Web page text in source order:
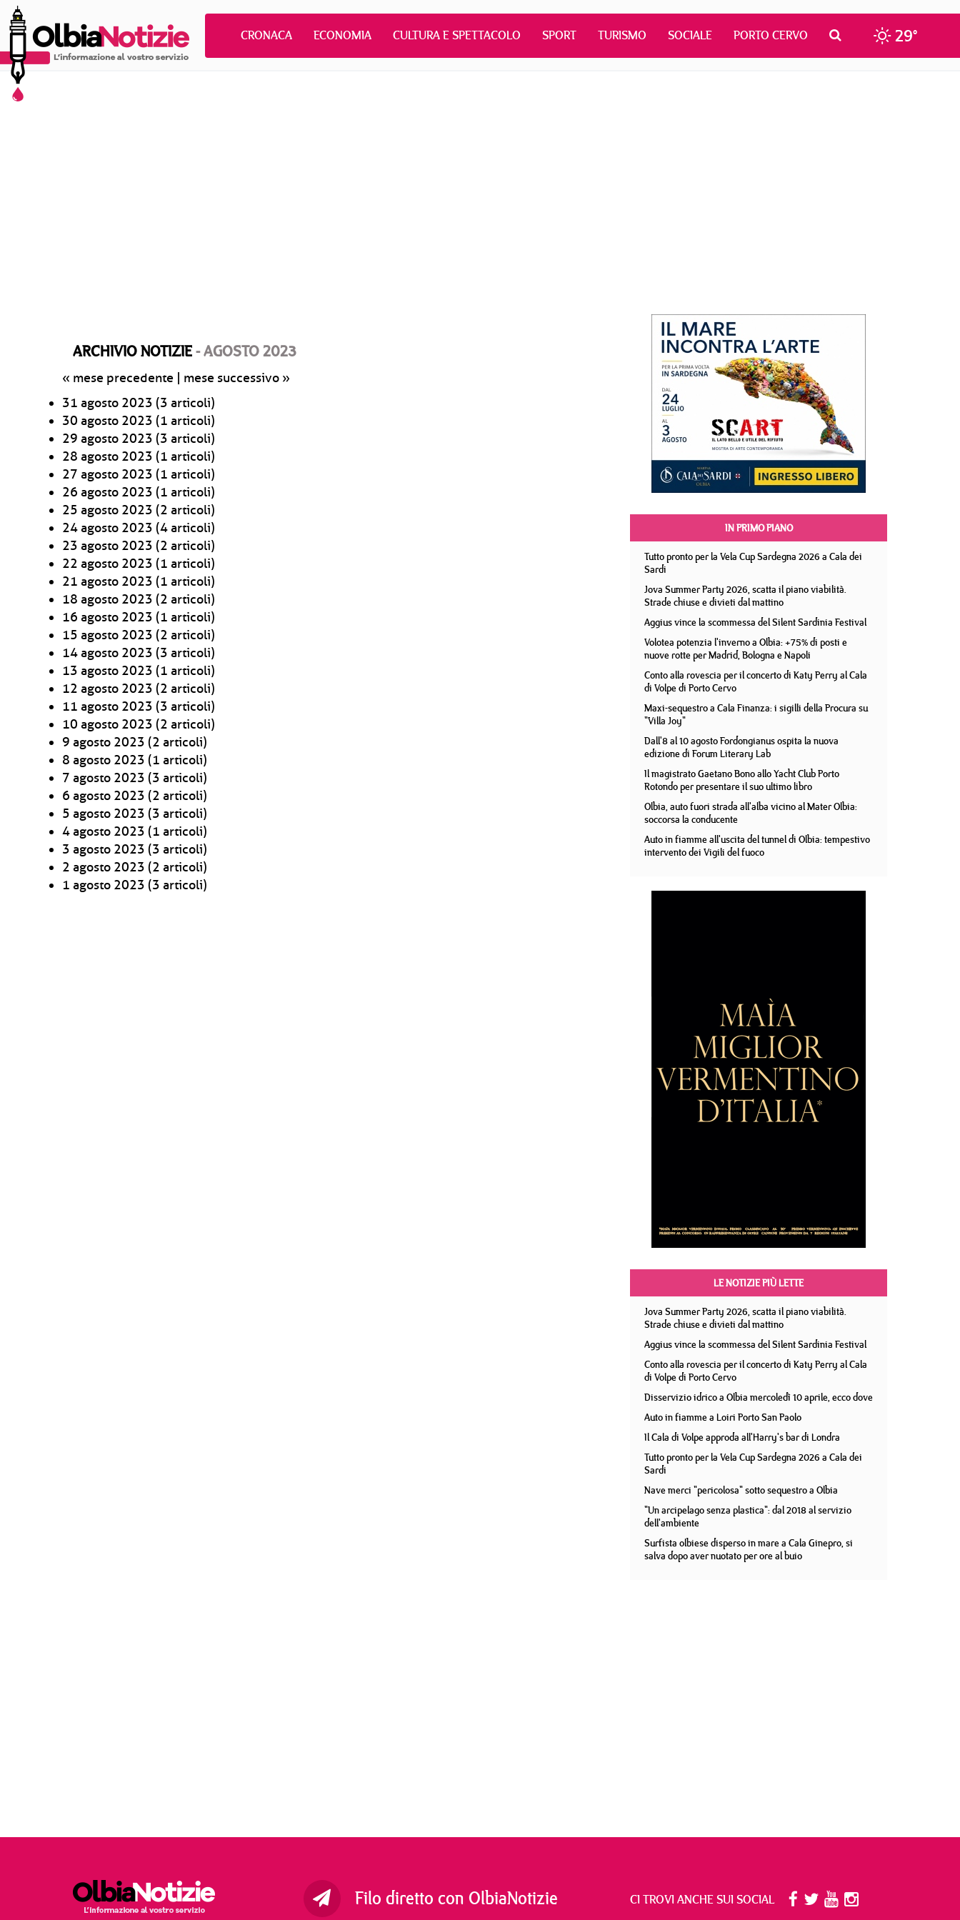
CRONACA ECONOMIA CULTURA E SPETTACOLO SPORT TURISMO SOCIALE PORTO CERVO 29°
ARCHIVIO NOTIZIE- AGOSTO 2023
« mese precedente
mese successivo »
31 agosto 2023 (3 articoli)
30 agosto 2023 (1 articoli)
29 agosto 2023 (3 articoli)
28 agosto 2023 (1 articoli)
27 agosto 2023 (1 articoli)
26 agosto 2023 (1 articoli)
25 agosto 2023 (2 articoli)
24 agosto 2023 (4 articoli)
23 agosto 2023 (2 articoli)
22 agosto 2023 (1 articoli)
21 agosto 2023 (1 articoli)
18 agosto 2023 (2 articoli)
16 agosto 2023 (1 articoli)
15 agosto 2023 (2 articoli)
14 agosto 2023 (3 articoli)
13 agosto 2023 (1 articoli)
12 agosto 2023 (2 articoli)
11 agosto 2023 (3 articoli)
10 agosto 2023 (2 articoli)
9 agosto 2023 (2 articoli)
8 agosto 2023 (1 articoli)
7 agosto 2023 (3 articoli)
6 agosto 2023 (2 articoli)
5 agosto 2023 (3 articoli)
4 agosto 2023 (1 articoli)
3 agosto 2023 (3 articoli)
2 agosto 2023 (2 articoli)
1 agosto 2023 (3 articoli)
IN PRIMO PIANO
Tutto pronto per la Vela Cup Sardegna 2026 a Cala dei
Sardi
Jova Summer Party 2026, scatta il piano viabilità.
Strade chiuse e divieti dal mattino
Aggius vince la scommessa del Silent Sardinia Festival
Volotea potenzia l'inverno a Olbia: +75% di posti e
nuove rotte per Madrid, Bologna e Napoli
Conto alla rovescia per il concerto di Katy Perry al Cala
di Volpe di Porto Cervo
Maxi-sequestro a Cala Finanza: i sigilli della Procura su
"Villa Joy"
Dall'8 al 10 agosto Fordongianus ospita la nuova
edizione di Forum Literary Lab
Il magistrato Gaetano Bono allo Yacht Club Porto
Rotondo per presentare il suo ultimo libro
Olbia, auto fuori strada all'alba vicino al Mater Olbia:
soccorsa la conducente
Auto in fiamme all'uscita del tunnel di Olbia: tempestivo
intervento dei Vigili del fuoco
LE NOTIZIE PIÙ LETTE
Jova Summer Party 2026, scatta il piano viabilità.
Strade chiuse e divieti dal mattino
Aggius vince la scommessa del Silent Sardinia Festival
Conto alla rovescia per il concerto di Katy Perry al Cala
di Volpe di Porto Cervo
Disservizio idrico a Olbia mercoledì 10 aprile, ecco dove
Auto in fiamme a Loiri Porto San Paolo
Il Cala di Volpe approda all'Harry's bar di Londra
Tutto pronto per la Vela Cup Sardegna 2026 a Cala dei
Sardi
Nave merci "pericolosa" sotto sequestro a Olbia
"Un arcipelago senza plastica": dal 2018 al servizio
dell'ambiente
Surfista olbiese disperso in mare a Cala Ginepro, si
salva dopo aver nuotato per ore al buio
Filo diretto con OlbiaNotizie CI TROVI ANCHE SUI SOCIAL